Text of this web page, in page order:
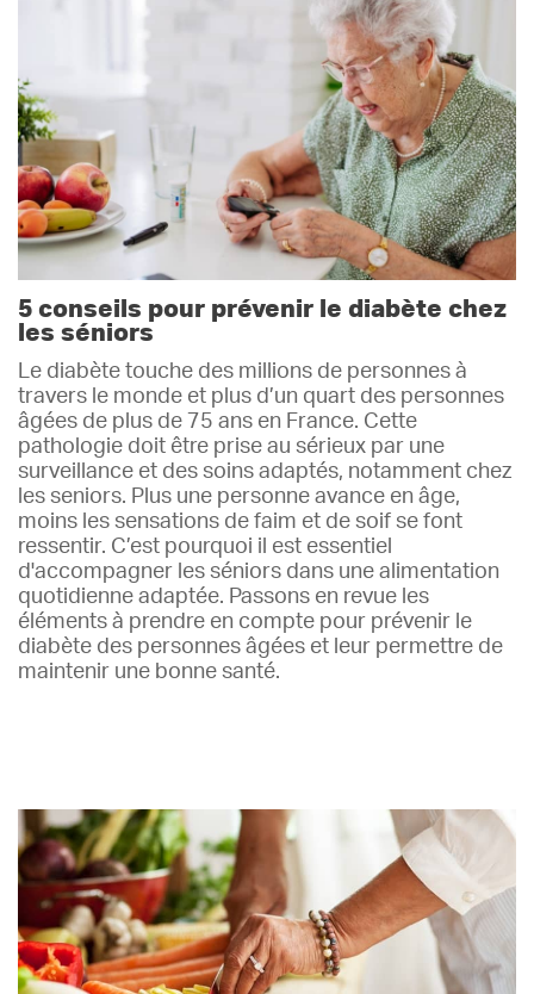
5 conseils pour prévenir le diabète chez
les séniors
Le diabète touche des millions de personnes à
travers le monde et plus d’un quart des personnes
âgées de plus de 75 ans en France. Cette
pathologie doit être prise au sérieux par une
surveillance et des soins adaptés, notamment chez
les seniors. Plus une personne avance en âge,
moins les sensations de faim et de soif se font
ressentir. C’est pourquoi il est essentiel
d'accompagner les séniors dans une alimentation
quotidienne adaptée. Passons en revue les
éléments à prendre en compte pour prévenir le
diabète des personnes âgées et leur permettre de
maintenir une bonne santé.